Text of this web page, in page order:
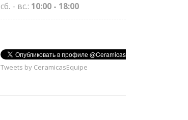
сб. - вс.: 10:00 - 18:00
Tweets by CeramicasEquipe